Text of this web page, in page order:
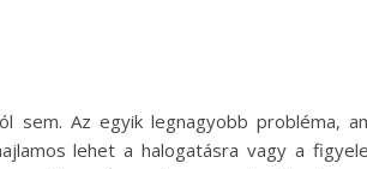
Az egyik legnagyobb probléma,
lehet a halogatásra vagy a